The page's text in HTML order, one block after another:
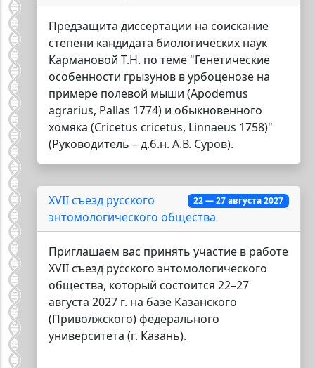
Предзащита диссертации на соискание
степени кандидата биологических наук
Кармановой Т.Н. по теме "Генетические
особенности грызунов в урбоценозе на
примере полевой мыши (Apodemus
agrarius, Pallas 1774) и обыкновенного
хомяка (Cricetus cricetus, Linnaeus 1758)"
(Руководитель – д.б.н. А.В. Суров).
22 — 27 августа 2027
XVII съезд русского
энтомологического общества
Приглашаем вас принять участие в работе
XVII съезд русского энтомологического
общества, который состоится 22–27
августа 2027 г. на базе Казанского
(Приволжского) федерального
университета (г. Казань).